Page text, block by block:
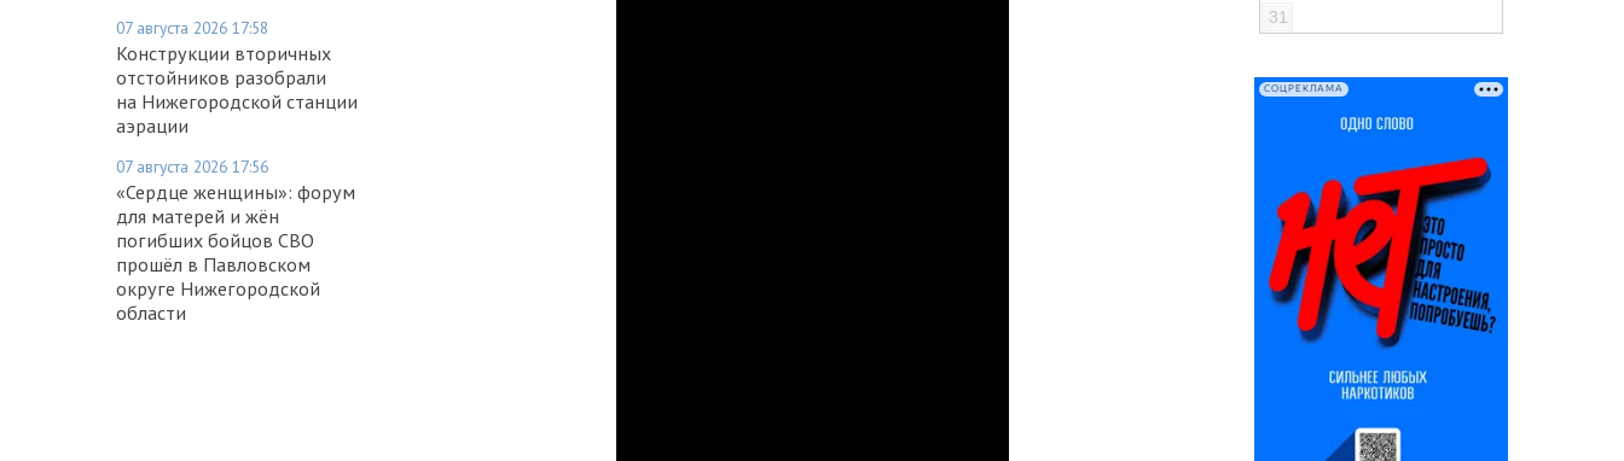
07 августа 2026 17:58
Конструкции вторичных
отстойников разобрали
на Нижегородской станции
аэрации
07 августа 2026 17:56
«Сердце женщины»: форум
для матерей и жён
погибших бойцов СВО
прошёл в Павловском
округе Нижегородской
области
31
СОЦРЕКЛАМА